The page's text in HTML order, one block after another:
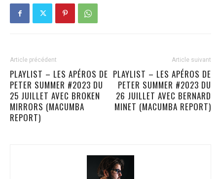
Article précédent
PLAYLIST – LES APÉROS DE
PETER SUMMER #2023 DU
25 JUILLET AVEC BROKEN
MIRRORS (MACUMBA
REPORT)
Article suivant
PLAYLIST – LES APÉROS DE
PETER SUMMER #2023 DU
26 JUILLET AVEC BERNARD
MINET (MACUMBA REPORT)